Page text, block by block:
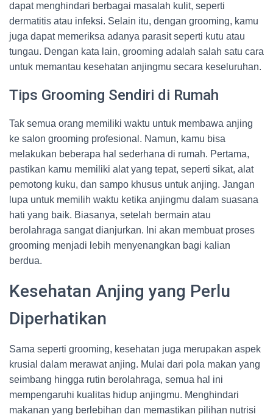
dapat menghindari berbagai masalah kulit, seperti
dermatitis atau infeksi. Selain itu, dengan grooming, kamu
juga dapat memeriksa adanya parasit seperti kutu atau
tungau. Dengan kata lain, grooming adalah salah satu cara
untuk memantau kesehatan anjingmu secara keseluruhan.
Tips Grooming Sendiri di Rumah
Tak semua orang memiliki waktu untuk membawa anjing
ke salon grooming profesional. Namun, kamu bisa
melakukan beberapa hal sederhana di rumah. Pertama,
pastikan kamu memiliki alat yang tepat, seperti sikat, alat
pemotong kuku, dan sampo khusus untuk anjing. Jangan
lupa untuk memilih waktu ketika anjingmu dalam suasana
hati yang baik. Biasanya, setelah bermain atau
berolahraga sangat dianjurkan. Ini akan membuat proses
grooming menjadi lebih menyenangkan bagi kalian
berdua.
Kesehatan Anjing yang Perlu
Diperhatikan
Sama seperti grooming, kesehatan juga merupakan aspek
krusial dalam merawat anjing. Mulai dari pola makan yang
seimbang hingga rutin berolahraga, semua hal ini
mempengaruhi kualitas hidup anjingmu. Menghindari
makanan yang berlebihan dan memastikan pilihan nutrisi